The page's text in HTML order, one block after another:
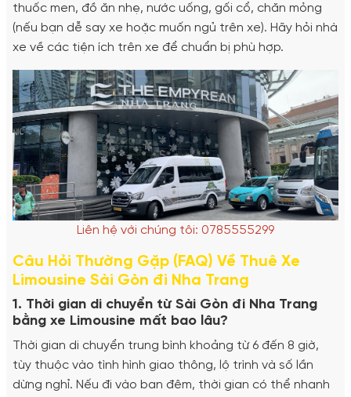
thuốc men, đồ ăn nhẹ, nước uống, gối cổ, chăn mỏng
(nếu bạn dễ say xe hoặc muốn ngủ trên xe). Hãy hỏi nhà
xe về các tiện ích trên xe để chuẩn bị phù hợp.
Liên hệ với chúng tôi: 0785555299
Câu Hỏi Thường Gặp (FAQ) Về Thuê Xe
Limousine Sài Gòn đi Nha Trang
1. Thời gian di chuyển từ Sài Gòn đi Nha Trang
bằng xe Limousine mất bao lâu?
Thời gian di chuyển trung bình khoảng từ 6 đến 8 giờ,
tùy thuộc vào tình hình giao thông, lộ trình và số lần
dừng nghỉ. Nếu đi vào ban đêm, thời gian có thể nhanh